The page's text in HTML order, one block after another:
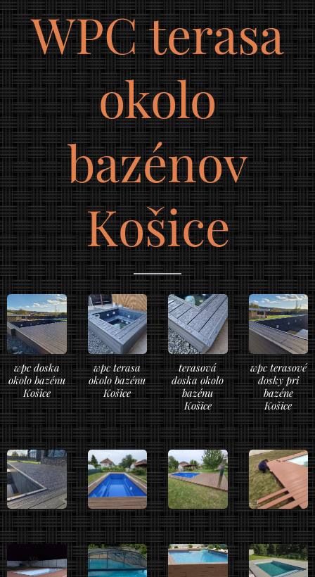
WPC terasa
okolo
bazénov
Košice
wpc doska
okolo bazénu
Košice
wpc terasa
okolo bazénu
Košice
terasová
doska okolo
bazénu
Košice
wpc terasové
dosky pri
bazéne
Košice